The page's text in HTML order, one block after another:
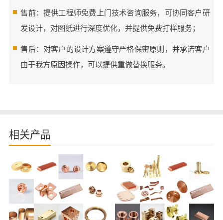
售前：提供工程师免费上门技术咨询服务，可协同客户研
发设计，对图纸进行深度优化，并提供免费打样服务；
售后：对客户的设计方案遵守严格保密原则，并承诺客户
由于我方原因操作，可以提供重做替换服务。
相关产品